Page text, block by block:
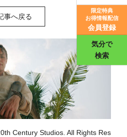
映画評価
限定特典
お得情報配信
会員登録
気分で
検索
事へ戻る
Century Studios. All Rights Res